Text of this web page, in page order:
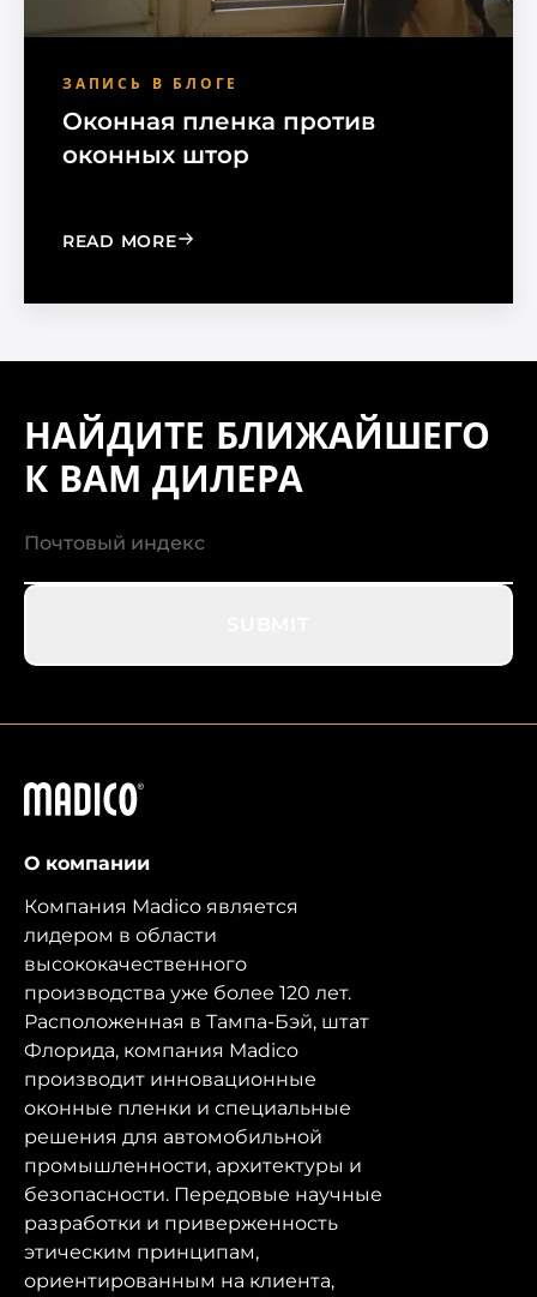
ЗАПИСЬ В БЛОГЕ
Оконная пленка против
оконных штор
READ MORE: WINDOW FILM VS. WINDOW
НАЙДИТЕ БЛИЖАЙШЕГО
К ВАМ ДИЛЕРА
Мадико
О компании
Компания Madico является
лидером в области
высококачественного
производства уже более 120 лет.
Расположенная в Тампа-Бэй, штат
Флорида, компания Madico
производит инновационные
оконные пленки и специальные
решения для автомобильной
промышленности, архитектуры и
безопасности. Передовые научные
разработки и приверженность
этическим принципам,
ориентированным на клиента,